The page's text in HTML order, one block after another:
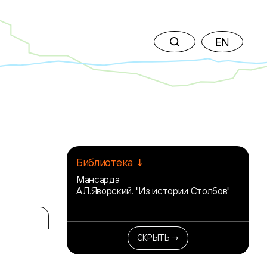
EN
Библиотека ↓
Мансарда
А.Л.Яворский. "Из истории Столбов"
СКРЫТЬ →